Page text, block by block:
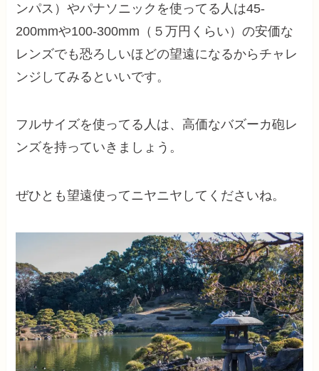
ンパス）やパナソニックを使ってる人は45-
200mmや100-300mm（５万円くらい）の安価な
レンズでも恐ろしいほどの望遠になるからチャレ
ンジしてみるといいです。
フルサイズを使ってる人は、高価なバズーカ砲レ
ンズを持っていきましょう。
ぜひとも望遠使ってニヤニヤしてくださいね。